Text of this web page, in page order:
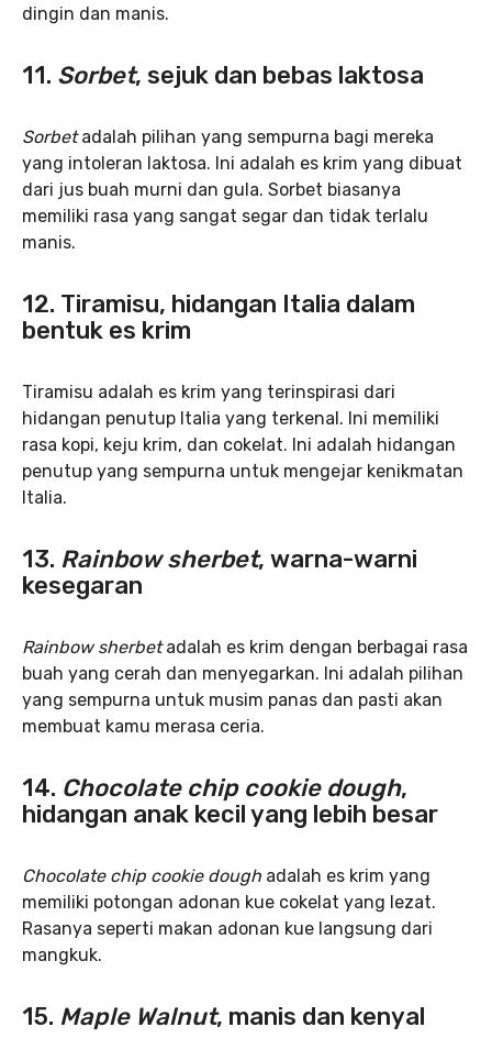
dingin dan manis.
11. Sorbet, sejuk dan bebas laktosa
Sorbetadalah pilihan yang sempurna bagi mereka
yang intoleran laktosa. Ini adalah es krim yang dibuat
dari jus buah murni dan gula. Sorbet biasanya
memiliki rasa yang sangat segar dan tidak terlalu
manis.
12. Tiramisu, hidangan Italia dalam
bentuk es krim
Tiramisu adalah es krim yang terinspirasi dari
hidangan penutup Italia yang terkenal. Ini memiliki
rasa kopi, keju krim, dan cokelat. Ini adalah hidangan
penutup yang sempurna untuk mengejar kenikmatan
Italia.
13. Rainbow sherbet, warna-warni
kesegaran
Rainbow sherbetadalah es krim dengan berbagai rasa
buah yang cerah dan menyegarkan. Ini adalah pilihan
yang sempurna untuk musim panas dan pasti akan
membuat kamu merasa ceria.
14. Chocolate chip cookie dough,
hidangan anak kecil yang lebih besar
Chocolate chip cookie dough adalah es krim yang
memiliki potongan adonan kue cokelat yang lezat.
Rasanya seperti makan adonan kue langsung dari
mangkuk.
15. Maple Walnut, manis dan kenyal